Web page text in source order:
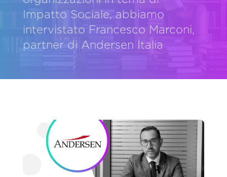
Impatto Sociale, abbiamo
intervistato Francesco Marconi,
partner di Andersen Italia